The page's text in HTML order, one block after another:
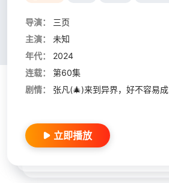
导演：
三页
主演：
未知
年代：
2024
连载：
第60集
剧情：
张凡(🎄)来到异界，好不容易
立即播放